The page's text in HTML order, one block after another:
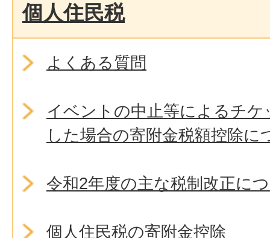
個人住民税
よくある質問
イベントの中止等によるチ
した場合の寄附金税額控除に
令和2年度の主な税制改正に
個人住民税の寄附金控除